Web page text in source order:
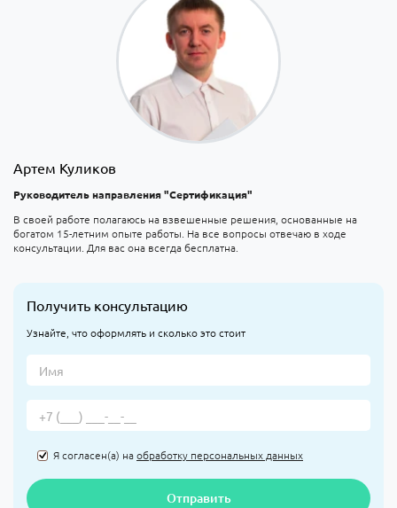
Артем Куликов
Руководитель направления "Сертификация"
В своей работе полагаюсь на взвешенные решения, основанные на
богатом 15-летним опыте работы. На все вопросы отвечаю в ходе
консультации. Для вас она всегда бесплатна.
Получить консультацию
Узнайте, что оформлять и сколько это стоит
Я согласен(а) наобработку персональных данных
Отправить